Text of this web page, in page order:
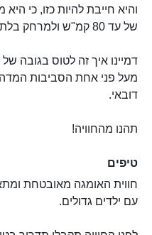
והיא חייבת להיות כזו, כי
של עד 80 קמ"ש ולמרחק בלתי נתפס של קילומטר שלם.
מעל פני אחת הסביבות
דובאי.
תהנו מהחוויה!
טיפים
חווית האומגה מאובטחת
עם ילדים גדולים.